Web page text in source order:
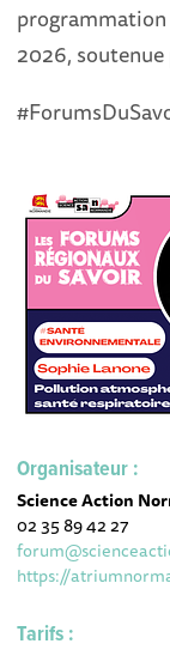
programmation
2026,
Organisateur :
Science Action
02 35 89 42 27
https://
Tarifs :